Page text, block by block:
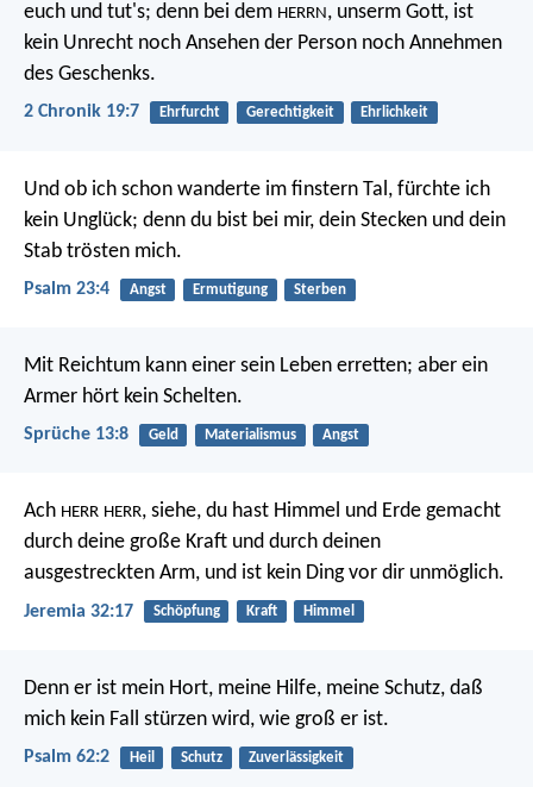
euch und tut's; denn bei dem HERRN, unserm Gott, ist
kein Unrecht noch Ansehen der Person noch Annehmen
des Geschenks.
2 Chronik 19:7 Ehrfurcht Gerechtigkeit Ehrlichkeit
Und ob ich schon wanderte im finstern Tal, fürchte ich
kein Unglück; denn du bist bei mir, dein Stecken und dein
Stab trösten mich.
Psalm 23:4 Angst Ermutigung Sterben
Mit Reichtum kann einer sein Leben erretten; aber ein
Armer hört kein Schelten.
Sprüche 13:8 Geld Materialismus Angst
Ach HERR HERR, siehe, du hast Himmel und Erde gemacht
durch deine große Kraft und durch deinen
ausgestreckten Arm, und ist kein Ding vor dir unmöglich.
Jeremia 32:17 Schöpfung Kraft Himmel
Denn er ist mein Hort, meine Hilfe, meine Schutz, daß
mich kein Fall stürzen wird, wie groß er ist.
Psalm 62:2 Heil Schutz Zuverlässigkeit